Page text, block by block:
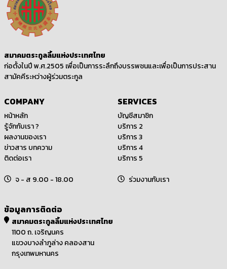
สมาคมตระกูลลิ้มแห่งประเทศไทย
ก่อตั้งในปี พ.ศ.2505 เพื่อเป็นการระลึกถึงบรรพชนและเพื่อเป็นการประสาน
สามัคคีระหว่างผู้ร่วมตระกูล
COMPANY
หน้าหลัก
รู้จักกับเรา ?
ผลงานของเรา
ข่าวสาร บทความ
ติดต่อเรา
จ - ส 9.00 - 18.00
SERVICES
บัญชีสมาชิก
บริการ 2
บริการ 3
บริการ 4
บริการ 5
ร่วมงานกับเรา
ข้อมูลการติดต่อ
สมาคมตระกูลลิ้มแห่งประเทศไทย
1100 ถ. เจริญนคร
แขวงบางลำภูล่าง คลองสาน
กรุงเทพมหานคร